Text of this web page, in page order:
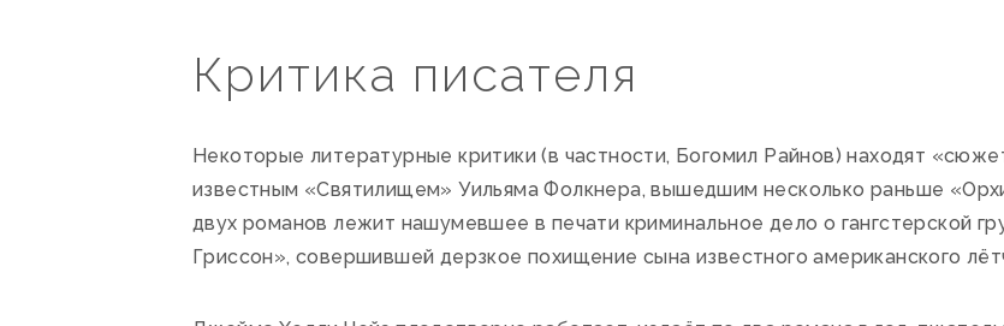
Критика писателя
Некоторые литературные критики (в частности, Богомил Райнов) находят
известным «Святилищем» Уильяма Фолкнера, вышедшим несколько раньше
двух романов лежит нашумевшее в печати криминальное дело о гангстерской
Гриссон», совершившей дерзкое похищение сына известного американского